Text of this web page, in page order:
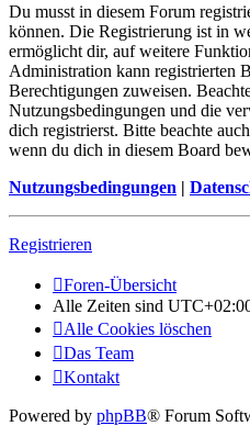
Du musst in diesem Forum
können. Die Registrierung ist in
ermöglicht dir, auf weitere
Administration kann registrierten
Berechtigungen zuweisen.
Nutzungsbedingungen und die
dich registrierst. Bitte beachte
wenn du dich in diesem Board
Nutzungsbedingungen |
Registrieren
Foren-Übersicht
Alle Zeiten sind
Alle Cookies löschen
Das Team
Kontakt
Powered by phpBB® Forum